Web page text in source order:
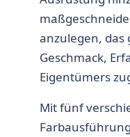
anzulegen, das
Geschmack,
Eigentümers
Mit fünf